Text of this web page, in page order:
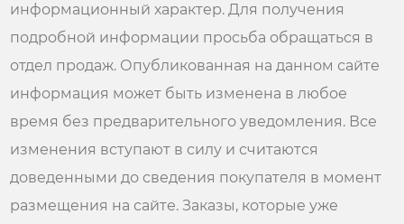
информационный характер. Для получения
подробной информации просьба обращаться в
отдел продаж. Опубликованная на данном сайте
информация может быть изменена в любое
время без предварительного уведомления. Все
изменения вступают в силу и считаются
доведенными до сведения покупателя в момент
размещения на сайте. Заказы, которые уже